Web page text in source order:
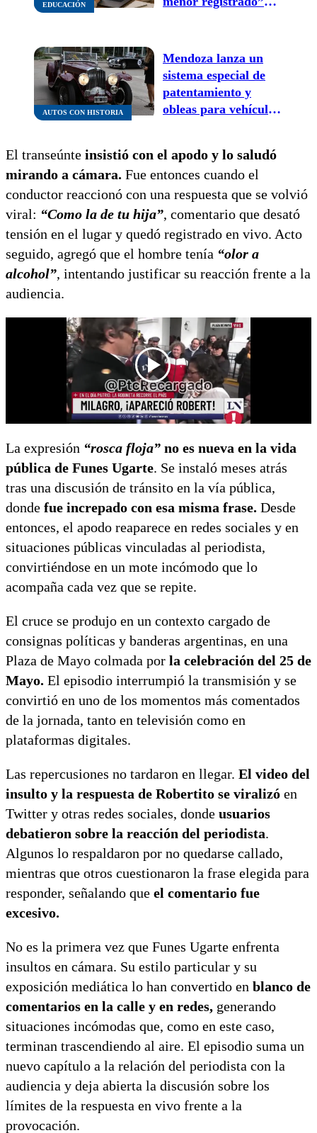
EDUCACIÓN
este mensaje
AUTOS CON HISTORIA
Mendoza lanza un
sistema especial de
patentamiento y
obleas para vehículos
El transeúnte insistió con el apodo y lo saludó
mirando a cámara. Fue entonces cuando el
conductor reaccionó con una respuesta que se volvió
viral: “Como la de tu hija”, comentario que desató
tensión en el lugar y quedó registrado en vivo. Acto
seguido, agregó que el hombre tenía “olor a
alcohol”, intentando justificar su reacción frente a la
audiencia.
La expresión “rosca floja” no es nueva en la vida
pública de Funes Ugarte. Se instaló meses atrás
tras una discusión de tránsito en la vía pública,
donde fue increpado con esa misma frase. Desde
entonces, el apodo reaparece en redes sociales y en
situaciones públicas vinculadas al periodista,
convirtiéndose en un mote incómodo que lo
acompaña cada vez que se repite.
El cruce se produjo en un contexto cargado de
consignas políticas y banderas argentinas, en una
Plaza de Mayo colmada por la celebración del 25 de
Mayo. El episodio interrumpió la transmisión y se
convirtió en uno de los momentos más comentados
de la jornada, tanto en televisión como en
plataformas digitales.
Las repercusiones no tardaron en llegar. El video del
insulto y la respuesta de Robertito se viralizó en
Twitter y otras redes sociales, donde usuarios
debatieron sobre la reacción del periodista.
Algunos lo respaldaron por no quedarse callado,
mientras que otros cuestionaron la frase elegida para
responder, señalando que el comentario fue
excesivo.
No es la primera vez que Funes Ugarte enfrenta
insultos en cámara. Su estilo particular y su
exposición mediática lo han convertido en blanco de
comentarios en la calle y en redes, generando
situaciones incómodas que, como en este caso,
terminan trascendiendo al aire. El episodio suma un
nuevo capítulo a la relación del periodista con la
audiencia y deja abierta la discusión sobre los
límites de la respuesta en vivo frente a la
provocación.